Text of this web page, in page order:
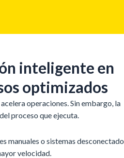
inteligente en
optimizados
operaciones. Sin embargo, la
proceso que ejecuta.
manuales o sistemas
velocidad.